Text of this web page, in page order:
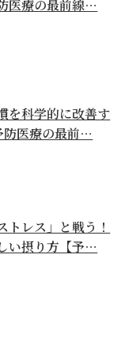
医療の最前線…
を科学的に改善す
防医療の最前…
トレス」と戦う！
い摂り方【予…